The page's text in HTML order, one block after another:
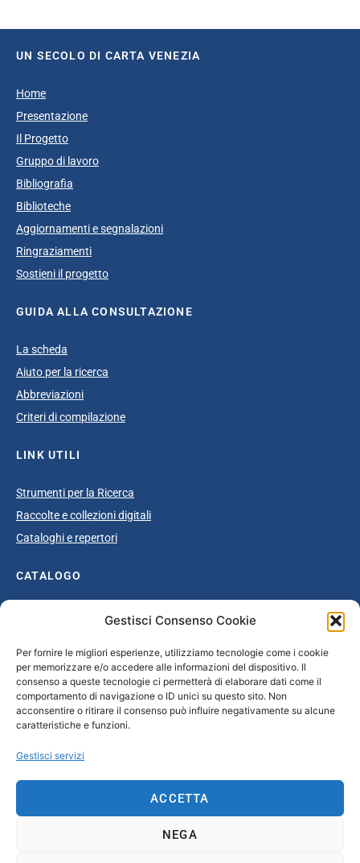
Gestisci Consenso Cookie
Per fornire le migliori esperienze, utilizziamo tecnologie come i cookie
per memorizzare e/o accedere alle informazioni del dispositivo. Il
consenso a queste tecnologie ci permetterà di elaborare dati come il
comportamento di navigazione o ID unici su questo sito. Non
acconsentire o ritirare il consenso può influire negativamente su alcune
caratteristiche e funzioni.
Gestisci servizi
ACCETTA
NEGA
UN SECOLO DI CARTA VENEZIA
Home
Presentazione
Il Progetto
Gruppo di lavoro
Bibliografia
Biblioteche
Aggiornamenti e segnalazioni
Ringraziamenti
Sostieni il progetto
GUIDA ALLA CONSULTAZIONE
La scheda
Aiuto per la ricerca
Abbreviazioni
Criteri di compilazione
LINK UTILI
Strumenti per la Ricerca
Raccolte e collezioni digitali
Cataloghi e repertori
CATALOGO
Catalogo completo
Età giolittiana
Grande Guerra e dopoguerra
Fascismo
Repubblica Sociale Italiana
CONTATTI